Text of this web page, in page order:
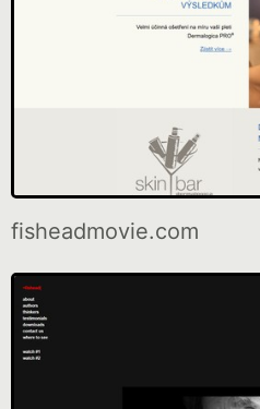
fisheadmovie.com